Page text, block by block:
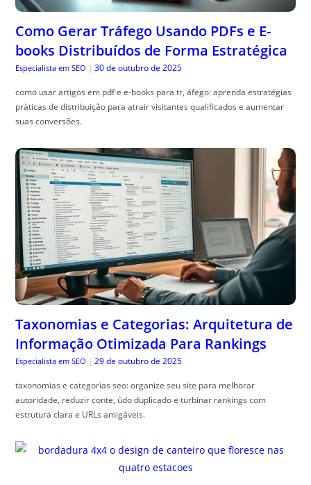
Como Gerar Tráfego Usando PDFs e E-
books Distribuídos de Forma Estratégica
Especialista em SEO | 30 de outubro de 2025
como usar artigos em pdf e e-books para tr, áfego: aprenda estratégias
práticas de distribuição para atrair visitantes qualificados e aumentar
suas conversões.
Taxonomias e Categorias: Arquitetura de
Informação Otimizada Para Rankings
Especialista em SEO | 29 de outubro de 2025
taxonomias e categorias seo: organize seu site para melhorar
autoridade, reduzir conte, údo duplicado e turbinar rankings com
estrutura clara e URLs amigáveis.